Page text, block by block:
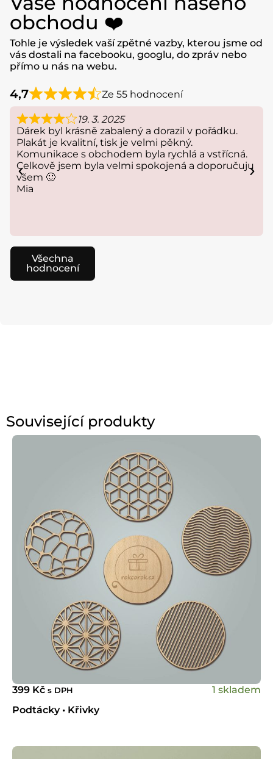
obchodu ❤️
Tohle je výsledek vaší zpětné vazby, kterou jsme od
vás dostali na facebooku, googlu, do zpráv nebo
přímo u nás na webu.
4,7 Ze 55 hodnocení
19. 3. 2025
Dárek byl krásně zabalený a dorazil v pořádku.
Plakát je kvalitní, tisk je velmi pěkný.
Komunikace s obchodem byla rychlá a vstřícná.
Celkově jsem byla velmi spokojená a doporučuju
všem 🙂
Mia
Všechna
hodnocení
Související produkty
399 Kč s DPH
1 skladem
Podtácky • Křivky